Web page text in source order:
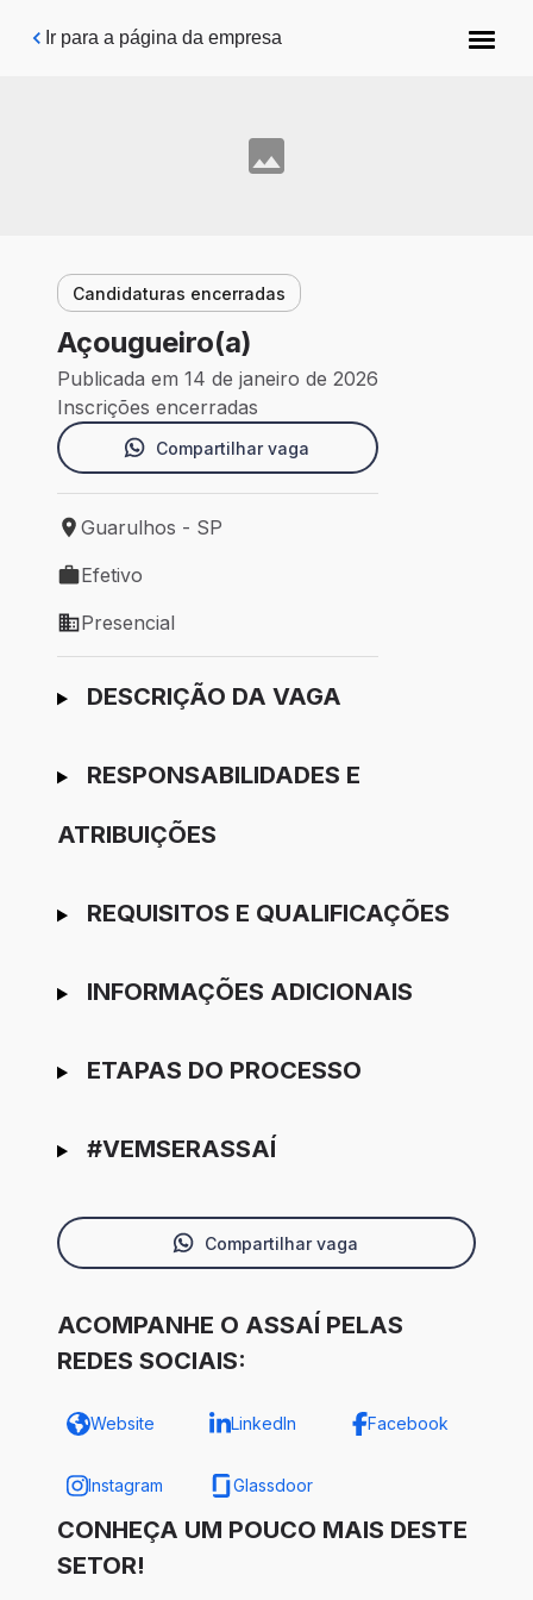
Pular para o conteúdo principal
Ir para a página da empresa
Candidaturas encerradas
Açougueiro(a)
Publicada em 14 de janeiro de 2026
Inscrições encerradas
Compartilhar vaga
Local de trabalho: Guarulhos - SP
Guarulhos - SP
Tipo de vaga: Efetivo
Efetivo
Modelo de trabalho: Presencial
Presencial
Ir para candidatura
DESCRIÇÃO DA VAGA
RESPONSABILIDADES E
ATRIBUIÇÕES
REQUISITOS E QUALIFICAÇÕES
INFORMAÇÕES ADICIONAIS
ETAPAS DO PROCESSO
#VEMSERASSAÍ
Compartilhar vaga
ACOMPANHE O ASSAÍ PELAS
REDES SOCIAIS:
Website LinkedIn Facebook
Instagram Glassdoor
CONHEÇA UM POUCO MAIS DESTE
SETOR!